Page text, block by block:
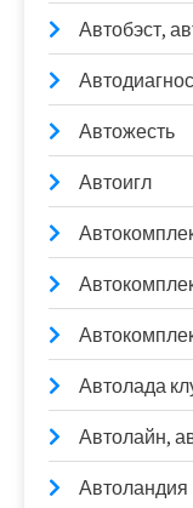
Автобэст,
Автожесть
Автоигл
Автолада
Автолайн,
Автоландия